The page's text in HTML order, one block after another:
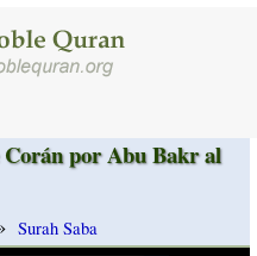
Corán por Abu Bakr al
Surah Saba